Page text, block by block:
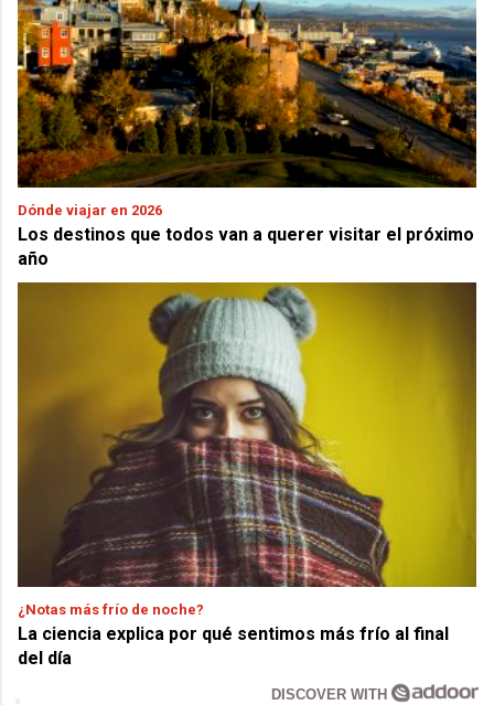
Dónde viajar en 2026
Los destinos que todos van a querer visitar el próximo
año
¿Notas más frío de noche?
La ciencia explica por qué sentimos más frío al final
del día
DISCOVER WITH